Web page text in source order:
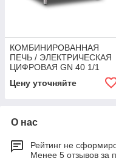
КОМБИНИРОВАННАЯ
ПЕЧЬ / ЭЛЕКТРИЧЕСКАЯ
ЦИФРОВАЯ GN 40 1/1
Цену уточняйте
О нас
Рейтинг не
Менее 5 отзывов за